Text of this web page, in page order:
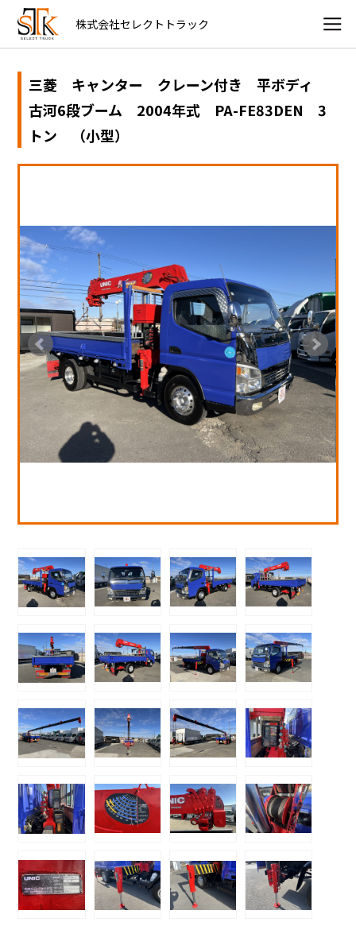
株式会社セレクトトラック
三菱 キャンター クレーン付き 平ボディ
古河6段ブーム 2004年式 PA-FE83DEN 3
トン （小型）